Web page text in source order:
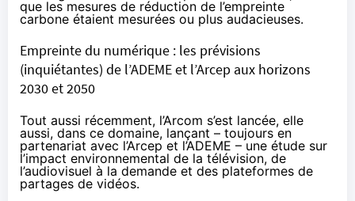
que les mesures de réduction de l’empreinte
carbone étaient mesurées ou plus audacieuses.
Empreinte du numérique : les prévisions
(inquiétantes) de l’ADEME et l’Arcep aux horizons
2030 et 2050
Tout aussi récemment, l’Arcom s’est lancée, elle
aussi, dans ce domaine, lançant – toujours en
partenariat avec l’Arcep et l’ADEME – une étude sur
l’impact environnemental de la télévision, de
l’audiovisuel à la demande et des plateformes de
partages de vidéos.